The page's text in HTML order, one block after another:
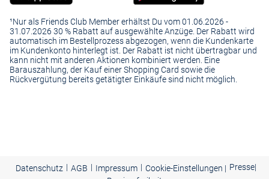
¹Nur als Friends Club Member erhältst Du vom 01.06.2026 -
31.07.2026 30 % Rabatt auf ausgewählte Anzüge. Der Rabatt wird
automatisch im Bestellprozess abgezogen, wenn die Kundenkarte
im Kundenkonto hinterlegt ist. Der Rabatt ist nicht übertragbar und
kann nicht mit anderen Aktionen kombiniert werden. Eine
Barauszahlung, der Kauf einer Shopping Card sowie die
Rückvergütung bereits getätigter Einkäufe sind nicht möglich.
Datenschutz | AGB | Impressum | Cookie-Einstellungen | Presse|